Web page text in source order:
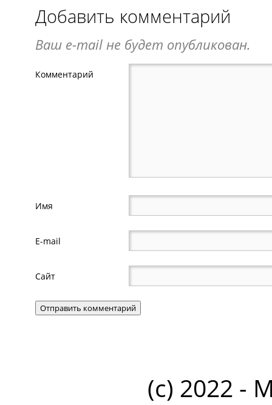
Добавить комментарий
Ваш e-mail не будет опубликован.
Комментарий
Имя
E-mail
Сайт
(c) 2022 -